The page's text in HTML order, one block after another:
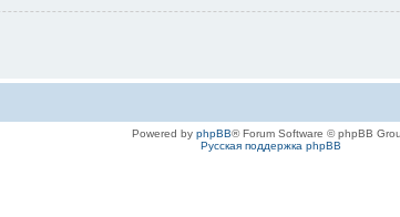
Powered by phpBB® Forum Software © phpBB
Русская поддержка phpBB